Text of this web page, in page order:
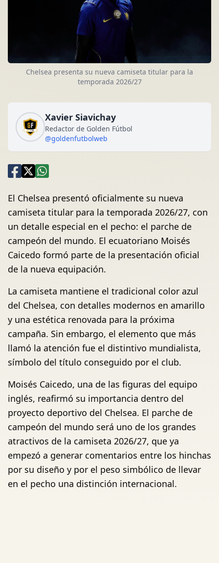
Chelsea presenta su nueva camiseta titular para la
temporada 2026/27
Xavier Siavichay
Redactor de Golden Fútbol
@goldenfutbolweb
El Chelsea presentó oficialmente su nueva
camiseta titular para la temporada 2026/27, con
un detalle especial en el pecho: el parche de
campeón del mundo. El ecuatoriano Moisés
Caicedo formó parte de la presentación oficial
de la nueva equipación.
La camiseta mantiene el tradicional color azul
del Chelsea, con detalles modernos en amarillo
y una estética renovada para la próxima
campaña. Sin embargo, el elemento que más
llamó la atención fue el distintivo mundialista,
símbolo del título conseguido por el club.
Moisés Caicedo, una de las figuras del equipo
inglés, reafirmó su importancia dentro del
proyecto deportivo del Chelsea. El parche de
campeón del mundo será uno de los grandes
atractivos de la camiseta 2026/27, que ya
empezó a generar comentarios entre los hinchas
por su diseño y por el peso simbólico de llevar
en el pecho una distinción internacional.